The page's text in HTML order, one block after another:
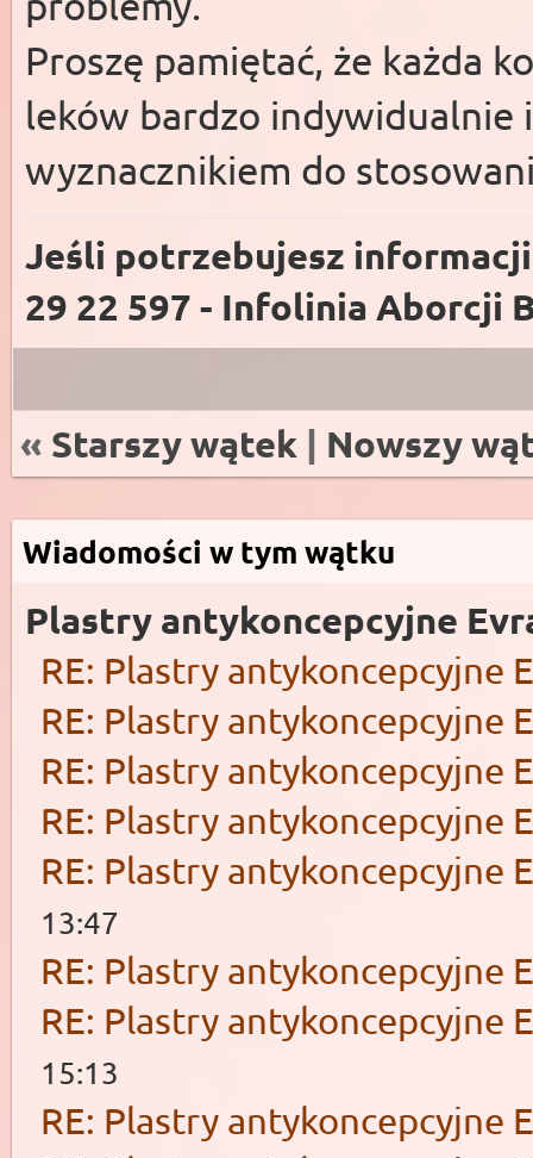
Proszę pamiętać, że każda
leków bardzo indywidualnie
wyznacznikiem do
Jeśli potrzebujesz
29 22 597 - Infolinia Aborcji
« Starszy wątek | Nowszy
Wiadomości w tym wątku
Plastry antykoncepcyjne
RE: Plastry antykoncepcyjne
RE: Plastry antykoncepcyjne
RE: Plastry antykoncepcyjne
RE: Plastry antykoncepcyjne
RE: Plastry antykoncepcyjne
13:47
RE: Plastry antykoncepcyjne
RE: Plastry antykoncepcyjne
15:13
RE: Plastry antykoncepcyjne